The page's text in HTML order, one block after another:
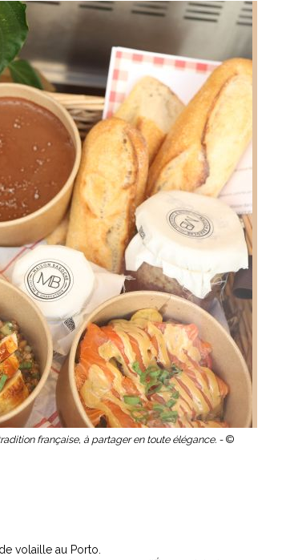
française, à partager en toute élégance. - ©
volaille au Porto.